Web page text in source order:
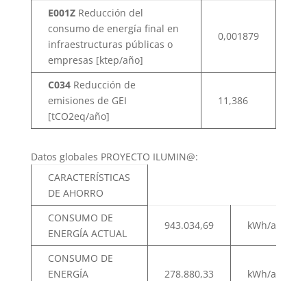
E001Z Reducción del
consumo de energía final en
infraestructuras públicas o
empresas [ktep/año]
0,001879
C034 Reducción de
emisiones de GEI
[tCO2eq/año]
11,386
Datos globales PROYECTO ILUMIN@:
CARACTERÍSTICAS
DE AHORRO
CONSUMO DE
ENERGÍA ACTUAL
943.034,69 kWh/año
CONSUMO DE
ENERGÍA
278.880,33 kWh/año